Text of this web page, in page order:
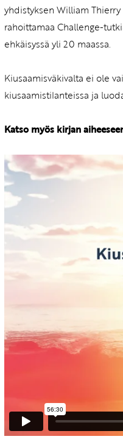
yhdistyksen William
rahoittamaa Challenge-
ehkäisyssä yli 20 maassa.
Kiusaamisväkivalta ei ole
kiusaamistilanteissa ja
Katso myös kirjan